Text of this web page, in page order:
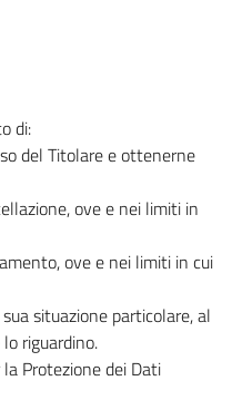
di:
del Titolare e ottenerne
ove e nei limiti in
ove e nei limiti in cui
situazione particolare, al
riguardino.
Protezione dei Dati